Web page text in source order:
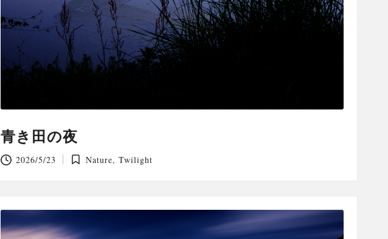
青き田の夜
2026/5/23
Posted
Nature, Twilight